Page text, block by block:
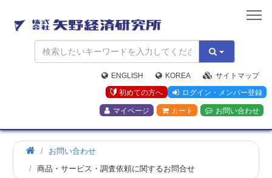
矢
野
経
済
研
究
所
ENGLISH KOREA
サイトマップ
初めての方へ
ログイン・メンバー登録
マイページ カート お問い合わせ
お問い合わせ
商品・サービス・調査依頼に関するお問合せ